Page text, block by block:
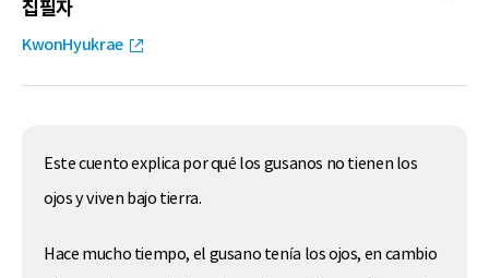
집필자
KwonHyukrae
Este cuento explica por qué los gusanos no tienen los
ojos y viven bajo tierra.
Hace mucho tiempo, el gusano tenía los ojos, en cambio